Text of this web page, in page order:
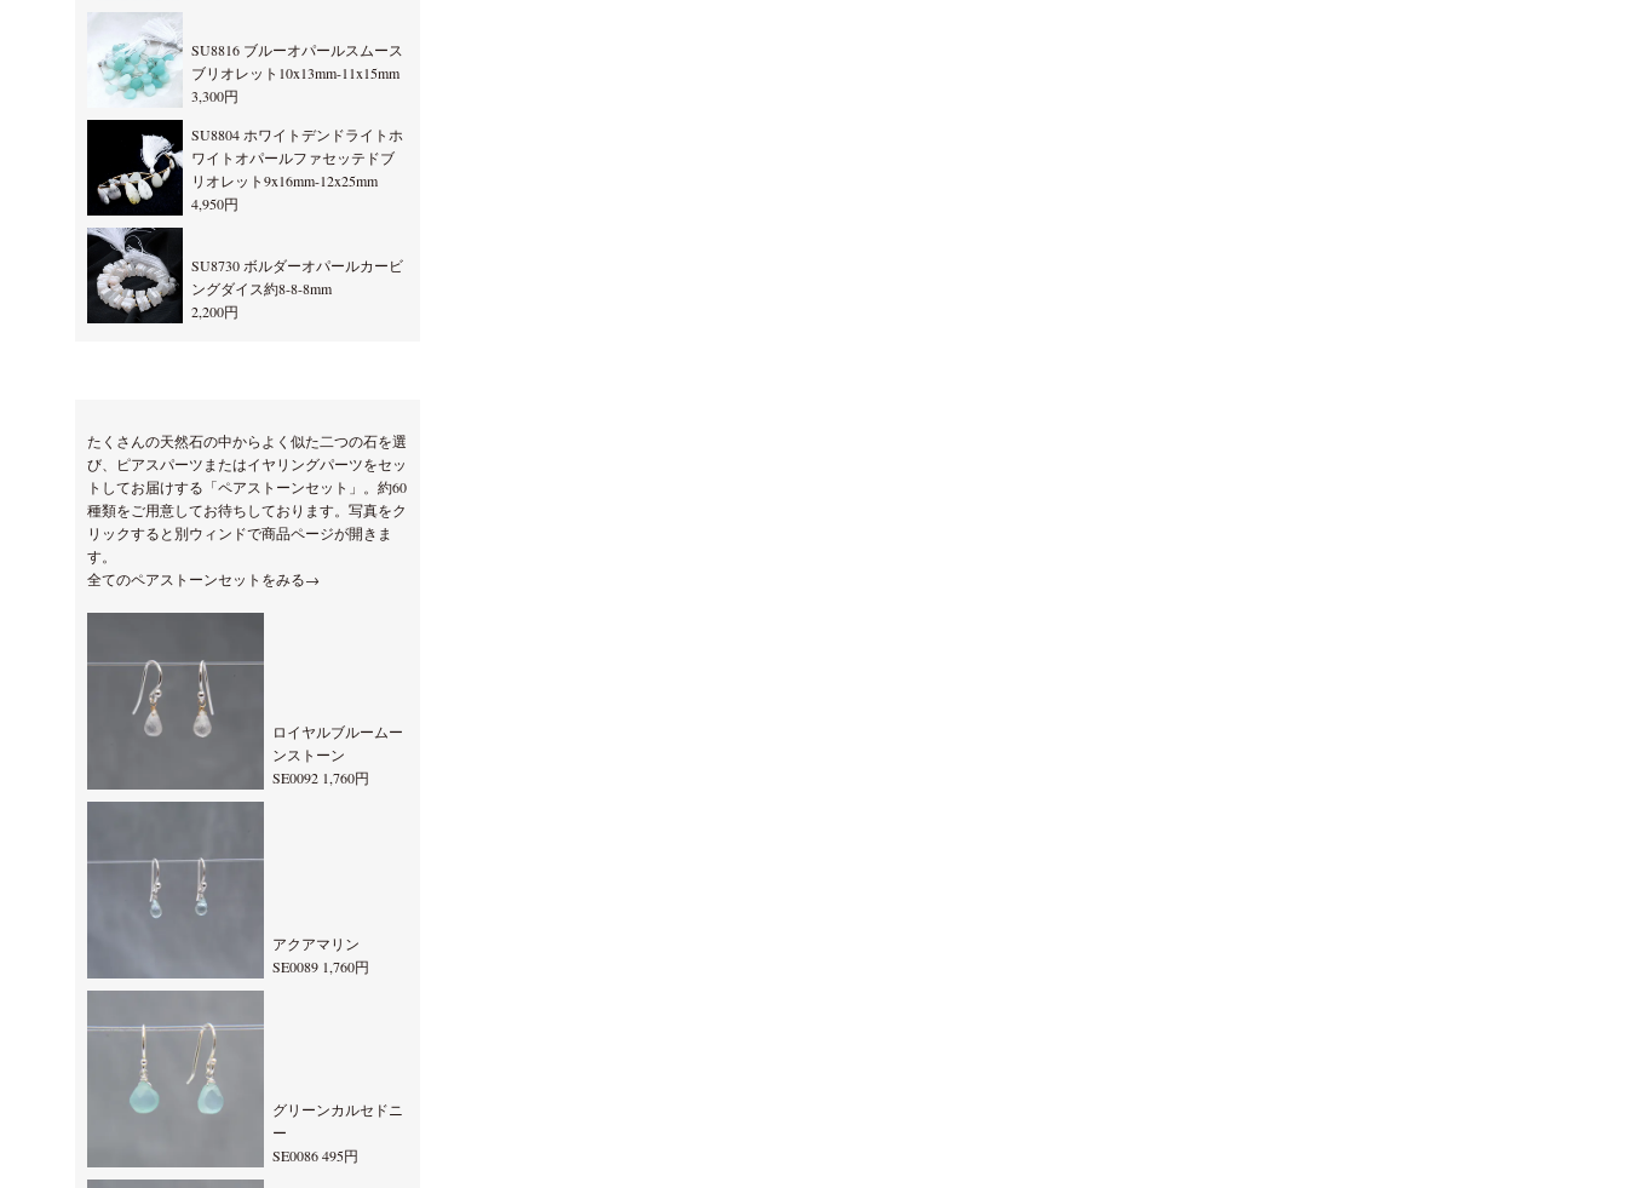
SU8816 ブルーオパールスムース
ブリオレット10x13mm-11x15mm
3,300円
SU8804 ホワイトデンドライトホ
ワイトオパールファセッテドブ
リオレット9x16mm-12x25mm
4,950円
SU8730 ボルダーオパールカービ
ングダイス約8-8-8mm
2,200円
たくさんの天然石の中からよく似た二つの石を選
び、ピアスパーツまたはイヤリングパーツをセッ
トしてお届けする「ペアストーンセット」。約60
種類をご用意してお待ちしております。写真をク
リックすると別ウィンドで商品ページが開きま
す。
全てのペアストーンセットをみる→
ロイヤルブルームー
ンストーン
SE0092 1,760円
アクアマリン
SE0089 1,760円
グリーンカルセドニ
ー
SE0086 495円